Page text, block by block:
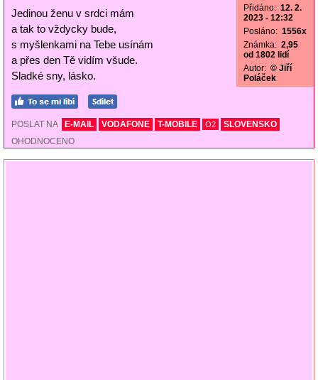
Jedinou ženu v srdci mám
a tak to vždycky bude,
s myšlenkami na Tebe usínám
a přes den Tě vidím všude.
Sladké sny, lásko.
Přidáno: 12. 2.
2023 - 12:32
Posláno: 1556x
Známka: 2,95
od 1802 lidí
Autor: © Jiří
Poláček
POSLAT NA E-MAIL VODAFONE T-MOBILE O2
SLOVENSKO
OHODNOCENO